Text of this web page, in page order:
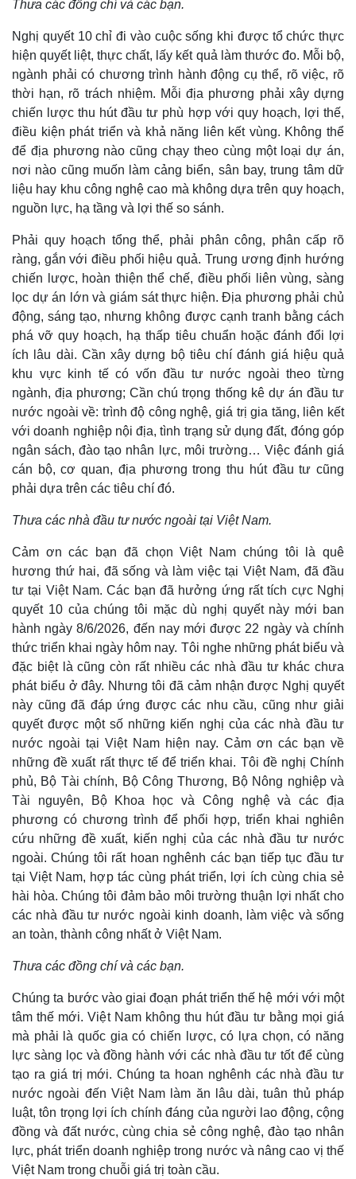
Doanh nghiệp
Thông tin doanh nghiệp
Doanh nghiệp 24h
Doanh nhân
Vì cộng đồng
Công nghệ
Sành điệu
Tin Công nghệ
Trải nghiệm
Chuyển đổi số
Thưa các đồng chí và các bạn.
Nghị quyết 10 chỉ đi vào cuộc sống khi được tổ chức thực
hiện quyết liệt, thực chất, lấy kết quả làm thước đo. Mỗi bộ,
ngành phải có chương trình hành động cụ thể, rõ việc, rõ
thời hạn, rõ trách nhiệm. Mỗi địa phương phải xây dựng
chiến lược thu hút đầu tư phù hợp với quy hoạch, lợi thế,
điều kiện phát triển và khả năng liên kết vùng. Không thể
để địa phương nào cũng chạy theo cùng một loại dự án,
nơi nào cũng muốn làm cảng biển, sân bay, trung tâm dữ
liệu hay khu công nghệ cao mà không dựa trên quy hoạch,
nguồn lực, hạ tầng và lợi thế so sánh.
Phải quy hoạch tổng thể, phải phân công, phân cấp rõ
ràng, gắn với điều phối hiệu quả. Trung ương định hướng
chiến lược, hoàn thiện thể chế, điều phối liên vùng, sàng
lọc dự án lớn và giám sát thực hiện. Địa phương phải chủ
động, sáng tạo, nhưng không được cạnh tranh bằng cách
phá vỡ quy hoạch, hạ thấp tiêu chuẩn hoặc đánh đổi lợi
ích lâu dài. Cần xây dựng bộ tiêu chí đánh giá hiệu quả
khu vực kinh tế có vốn đầu tư nước ngoài theo từng
ngành, địa phương; Cần chú trọng thống kê dự án đầu tư
nước ngoài về: trình độ công nghệ, giá trị gia tăng, liên kết
với doanh nghiệp nội địa, tình trạng sử dụng đất, đóng góp
ngân sách, đào tạo nhân lực, môi trường… Việc đánh giá
cán bộ, cơ quan, địa phương trong thu hút đầu tư cũng
phải dựa trên các tiêu chí đó.
Thưa các nhà đầu tư nước ngoài tại Việt Nam.
Cảm ơn các bạn đã chọn Việt Nam chúng tôi là quê
hương thứ hai, đã sống và làm việc tại Việt Nam, đã đầu
tư tại Việt Nam. Các bạn đã hưởng ứng rất tích cực Nghị
quyết 10 của chúng tôi mặc dù nghị quyết này mới ban
hành ngày 8/6/2026, đến nay mới được 22 ngày và chính
thức triển khai ngày hôm nay. Tôi nghe những phát biểu và
đặc biệt là cũng còn rất nhiều các nhà đầu tư khác chưa
phát biểu ở đây. Nhưng tôi đã cảm nhận được Nghị quyết
này cũng đã đáp ứng được các nhu cầu, cũng như giải
quyết được một số những kiến nghị của các nhà đầu tư
nước ngoài tại Việt Nam hiện nay. Cảm ơn các bạn về
những đề xuất rất thực tế để triển khai. Tôi đề nghị Chính
phủ, Bộ Tài chính, Bộ Công Thương, Bộ Nông nghiệp và
Tài nguyên, Bộ Khoa học và Công nghệ và các địa
phương có chương trình để phối hợp, triển khai nghiên
cứu những đề xuất, kiến nghị của các nhà đầu tư nước
ngoài. Chúng tôi rất hoan nghênh các bạn tiếp tục đầu tư
tại Việt Nam, hợp tác cùng phát triển, lợi ích cùng chia sẻ
hài hòa. Chúng tôi đảm bảo môi trường thuận lợi nhất cho
các nhà đầu tư nước ngoài kinh doanh, làm việc và sống
an toàn, thành công nhất ở Việt Nam.
Thưa các đồng chí và các bạn.
Chúng ta bước vào giai đoạn phát triển thế hệ mới với một
tâm thế mới. Việt Nam không thu hút đầu tư bằng mọi giá
mà phải là quốc gia có chiến lược, có lựa chọn, có năng
lực sàng lọc và đồng hành với các nhà đầu tư tốt để cùng
tạo ra giá trị mới. Chúng ta hoan nghênh các nhà đầu tư
nước ngoài đến Việt Nam làm ăn lâu dài, tuân thủ pháp
luật, tôn trọng lợi ích chính đáng của người lao động, cộng
đồng và đất nước, cùng chia sẻ công nghệ, đào tạo nhân
lực, phát triển doanh nghiệp trong nước và nâng cao vị thế
Việt Nam trong chuỗi giá trị toàn cầu.